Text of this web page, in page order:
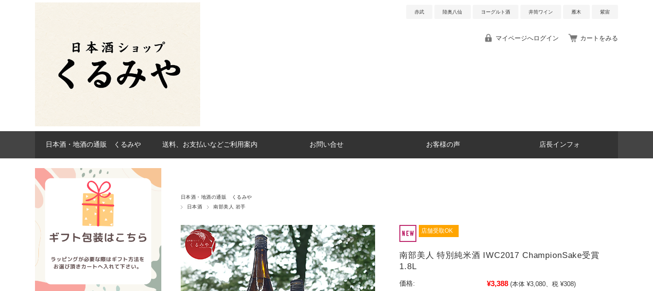
赤武 陸奥八仙 ヨーグルト酒 井筒ワイン 雁木 紫宙
マイページへログイン カートをみる
日本酒・地酒の通販 くるみや 送料、お支払いなどご利用案内 お問い合せ お客様の声 店長インフォ
日本酒・地酒の通販 くるみや
日本酒
南部美人 岩手
店舗受取OK
南部美人 特別純米酒 IWC2017 ChampionSake受賞
1.8L
価格: ¥3,388 (本体 ¥3,080、税 ¥308)